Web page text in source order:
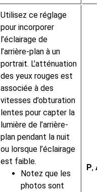
Utilisez ce réglage
pour incorporer
l’éclairage de
l’arrière-plan à un
portrait. L’atténuation
des yeux rouges est
associée à des
vitesses d’obturation
lentes pour capter la
lumière de l’arrière-
plan pendant la nuit
ou lorsque l’éclairage
est faible.
Notez que les
photos sont
P, A